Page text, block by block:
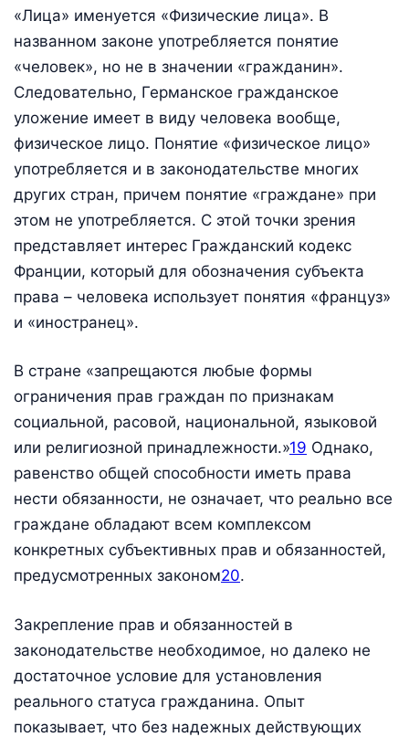
«Лица» именуется «Физические лица». В
названном законе употребляется понятие
«человек», но не в значении «гражданин».
Следовательно, Германское гражданское
уложение имеет в виду человека вообще,
физическое лицо. Понятие «физическое лицо»
употребляется и в законодательстве многих
других стран, причем понятие «граждане» при
этом не употребляется. С этой точки зрения
представляет интерес Гражданский кодекс
Франции, который для обозначения субъекта
права – человека использует понятия «француз»
и «иностранец».
В стране «запрещаются любые формы
ограничения прав граждан по признакам
социальной, расовой, национальной, языковой
или религиозной принадлежности.»19 Однако,
равенство общей способности иметь права
нести обязанности, не означает, что реально все
граждане обладают всем комплексом
конкретных субъективных прав и обязанностей,
предусмотренных законом20.
Закрепление прав и обязанностей в
законодательстве необходимое, но далеко не
достаточное условие для установления
реального статуса гражданина. Опыт
показывает, что без надежных действующих